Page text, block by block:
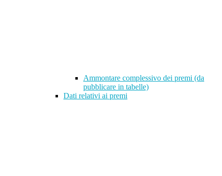
Ammontare complessivo dei premi (da
pubblicare in tabelle)
Dati relativi ai premi